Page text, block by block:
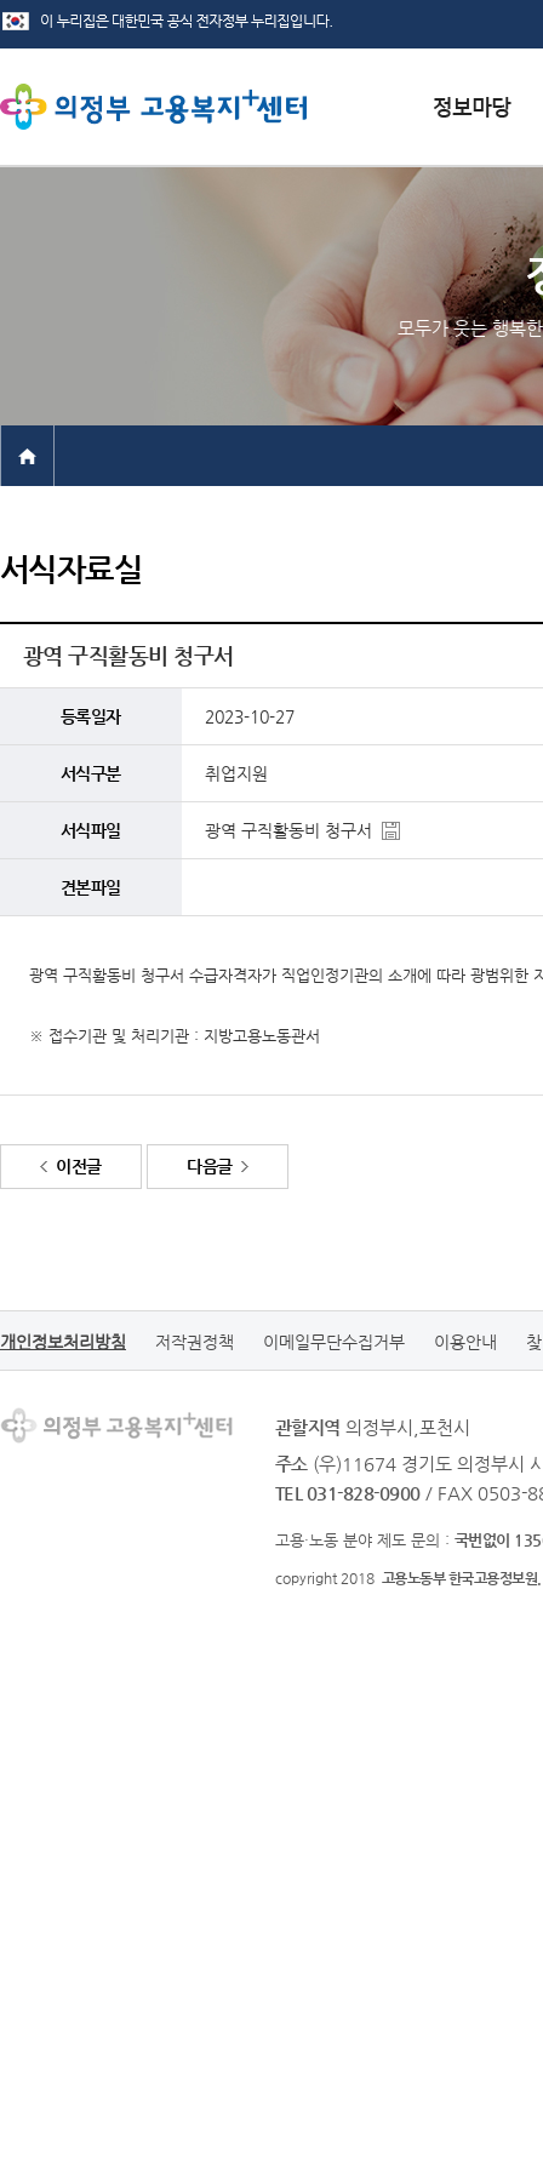
채용정보
인재정보
관련사이트
모두가 웃는 행복
서식자료실
광역 구직활동비 청구서
등록일자 2023-10-27
서식구분 취업지원
서식파일 광역 구직활동비 청구서
견본파일
광역 구직활동비 청구서 수급자격자가 직업인정기관의 소개에 따라 광범위
※ 접수기관 및 처리기관 : 지방고용노동관서
이전글 다음글
개인정보처리방침 저작권정책 이메일무단수집거부 이용안내
관할지역 의정부시,포천시
주소 (우)11674 경기도 의정부시
TEL 031-828-0900 / FAX 0503-
고용·노동 분야 제도 문의 : 국번없이
copyright 2018 고용노동부 한국고용정보원.